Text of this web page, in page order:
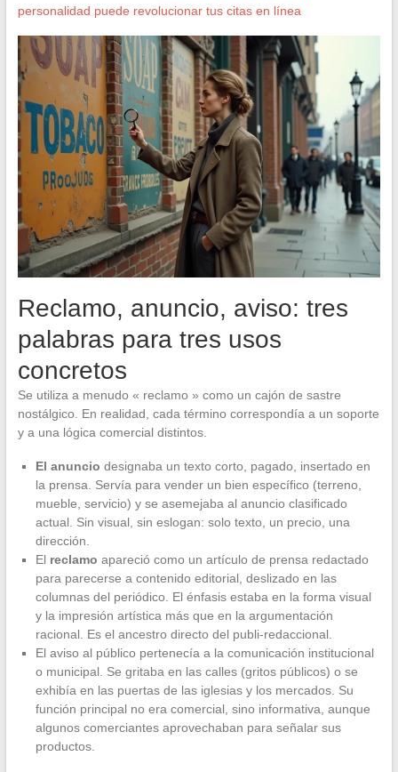
personalidad puede revolucionar tus citas en línea
Reclamo, anuncio, aviso: tres
palabras para tres usos
concretos
Se utiliza a menudo « reclamo » como un cajón de sastre
nostálgico. En realidad, cada término correspondía a un soporte
y a una lógica comercial distintos.
El anuncio designaba un texto corto, pagado, insertado en
la prensa. Servía para vender un bien específico (terreno,
mueble, servicio) y se asemejaba al anuncio clasificado
actual. Sin visual, sin eslogan: solo texto, un precio, una
dirección.
El reclamo apareció como un artículo de prensa redactado
para parecerse a contenido editorial, deslizado en las
columnas del periódico. El énfasis estaba en la forma visual
y la impresión artística más que en la argumentación
racional. Es el ancestro directo del publi-redaccional.
El aviso al público pertenecía a la comunicación institucional
o municipal. Se gritaba en las calles (gritos públicos) o se
exhibía en las puertas de las iglesias y los mercados. Su
función principal no era comercial, sino informativa, aunque
algunos comerciantes aprovechaban para señalar sus
productos.